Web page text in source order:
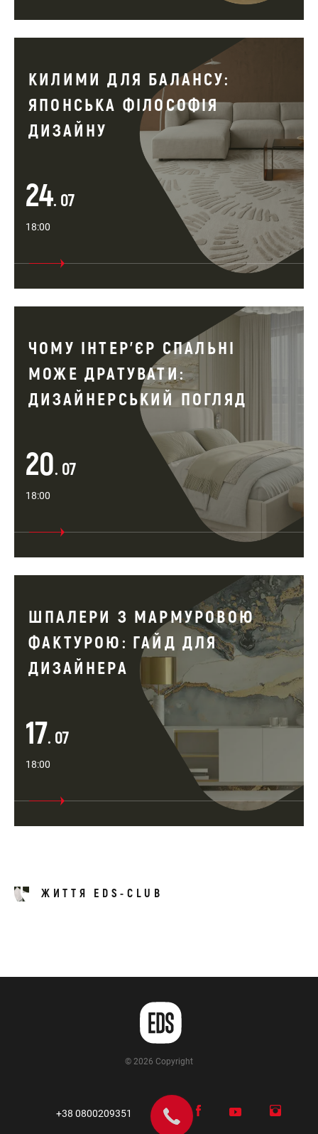
24. 07
18:00
КИЛИМИ ДЛЯ БАЛАНСУ:
ЯПОНСЬКА ФІЛОСОФІЯ
ДИЗАЙНУ
20. 07
18:00
ЧОМУ ІНТЕР’ЄР СПАЛЬНІ
МОЖЕ ДРАТУВАТИ:
ДИЗАЙНЕРСЬКИЙ ПОГЛЯД
17. 07
18:00
ШПАЛЕРИ З МАРМУРОВОЮ
ФАКТУРОЮ: ГАЙД ДЛЯ
ДИЗАЙНЕРА
ЖИТТЯ EDS-CLUB
© 2026 Copyright
+38 0800209351